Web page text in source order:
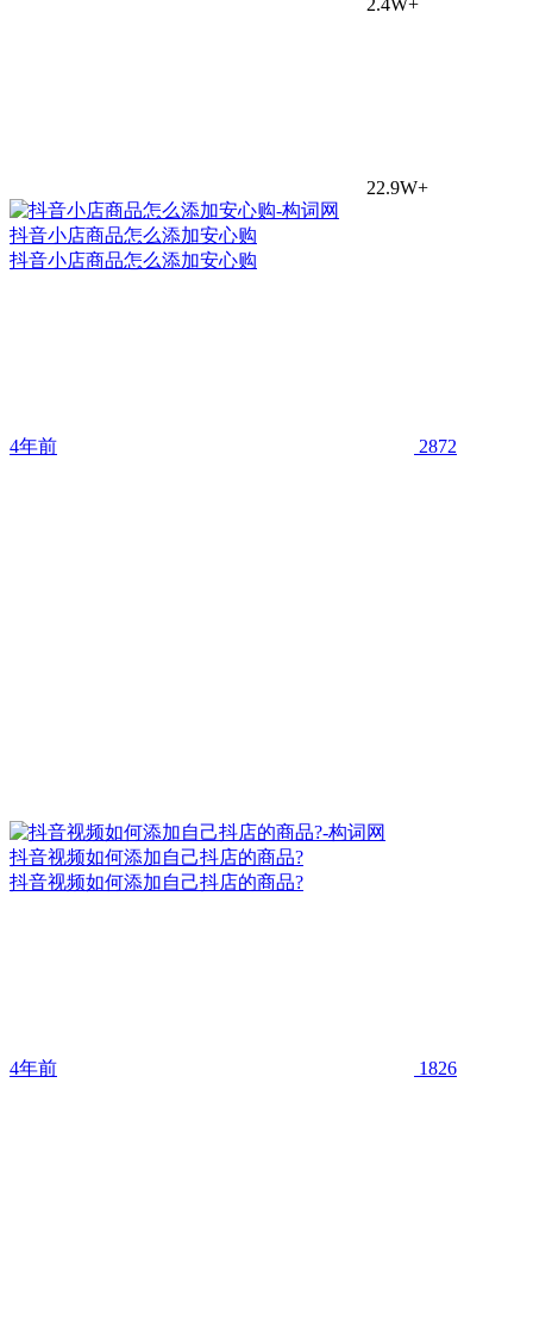
2.4W+
22.9W+
抖音小店商品怎么添加安心购
抖音小店商品怎么添加安心购
4年前 2872
抖音视频如何添加自己抖店的商品?
抖音视频如何添加自己抖店的商品?
4年前 1826